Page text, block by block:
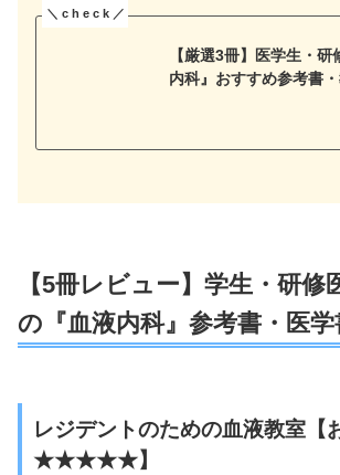
【厳選3冊】医学生・
内科』おすすめ参考書・
【5冊レビュー】学生・研
の『血液内科』参考書・医学
レジデントのための血液教室【
★★★★★】